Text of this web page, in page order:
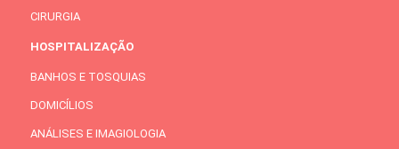
CIRURGIA
HOSPITALIZAÇÃO
BANHOS E TOSQUIAS
DOMICÍLIOS
ANÁLISES E IMAGIOLOGIA